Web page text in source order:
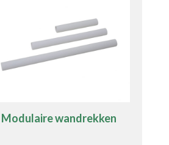
Modulaire wandrekken